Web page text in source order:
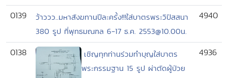
0139
ว้าววว..มหาสังฆทานปีละครั้ง!!!ใส่บาตรพระวิปัสสนา
380 รูป ที่พุทธมณฑล 6-17 ธ.ค. 2553@10.00น.
4940
0138
เชิญทุกท่านร่วมทำบุญใส่บาตร
พระกรรมฐาน 15 รูป ผ่าตัดผู้ป่วย
4936